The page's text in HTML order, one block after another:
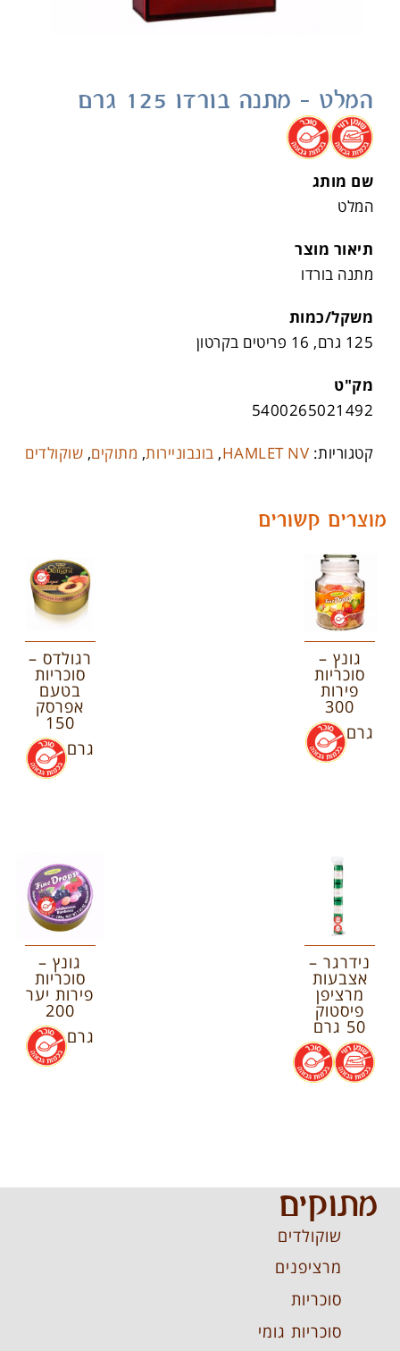
המלט – מתנה בורדו 125 גרם
.
.
שם מותג
המלט
תיאור מוצר
מתנה בורדו
משקל/כמות
125 גרם, 16 פריטים בקרטון
מק"ט
5400265021492
קטגוריות: HAMLET NV
, בונבוניירות, מתוקים, שוקולדים
מוצרים קשורים
גונץ –
סוכריות
פירות
300
גרם
.
רגולדס –
סוכריות
בטעם
אפרסק
150
גרם
.
נידרגר –
אצבעות
מרציפן
פיסטוק
50 גרם
.
.
גונץ –
סוכריות
פירות יער
200
גרם
.
מתוקים
שוקולדים
מרציפנים
סוכריות
סוכריות גומי